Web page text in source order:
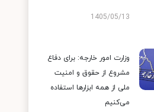
1405/05/13
وزارت امور خارجه: برای دفاع
مشروع از حقوق و امنیت
ملی از همه ابزارها استفاده
می‌کنیم